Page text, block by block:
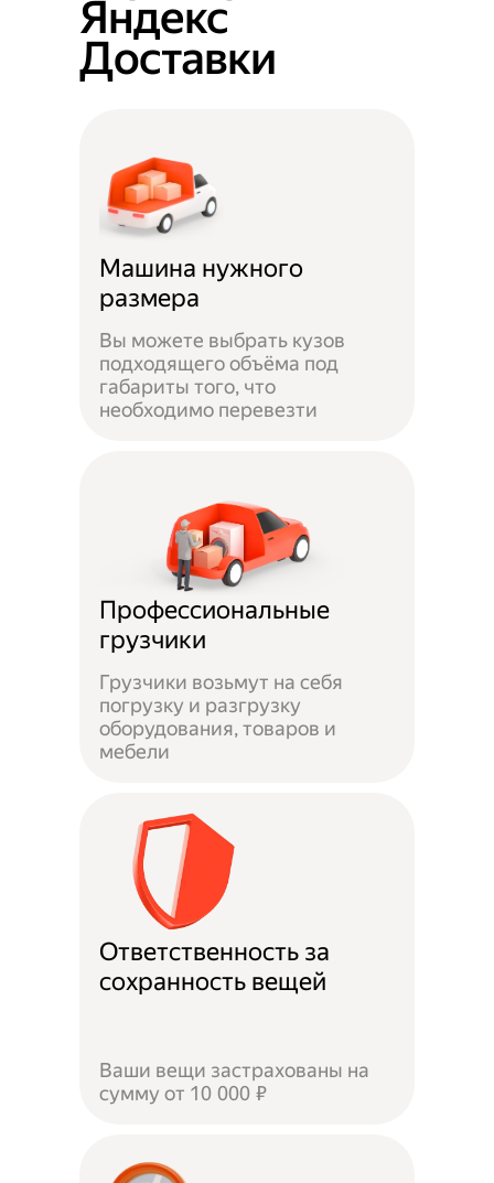
Яндекс
Доставки
Машина нужного
размера
Вы можете выбрать кузов
подходящего объёма под
габариты того, что
необходимо перевезти
Профессиональные
грузчики
Грузчики возьмут на себя
погрузку и разгрузку
оборудования, товаров и
мебели
Ответственность за
сохранность вещей
Ваши вещи застрахованы на
сумму от 10 000 ₽